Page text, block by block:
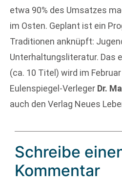
etwa 90% des Umsatzes
im Osten. Geplant ist ein
Traditionen anknüpft:
Unterhaltungsliteratur. Das
(ca. 10 Titel) wird im
Eulenspiegel-Verleger Dr.
auch den Verlag Neues
Schreibe
Kommentar